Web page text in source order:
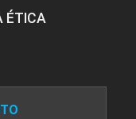
ÉTICA